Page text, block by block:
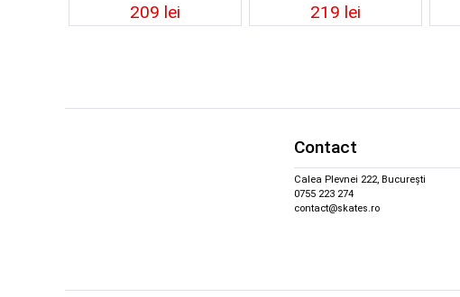
209 lei 219 lei
Contact
Calea Plevnei 222, București
0755 223 274
contact@skates.ro